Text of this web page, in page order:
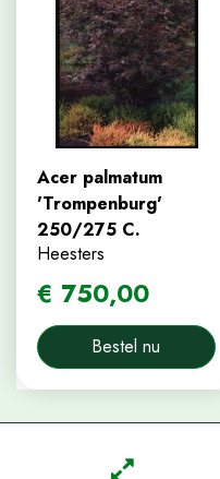
Acer palmatum
'Trompenburg'
250/275 C.
Heesters
€ 750,00
Bestel nu